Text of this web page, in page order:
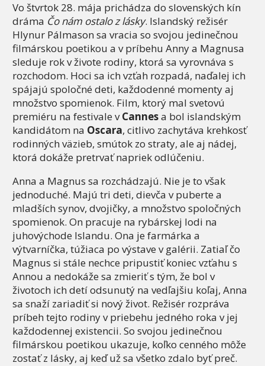
Vo štvrtok 28. mája prichádza do slovenských kín
dráma Čo nám ostalo z lásky. Islandský režisér
Hlynur Pálmason sa vracia so svojou jedinečnou
filmárskou poetikou a v príbehu Anny a Magnusa
sleduje rok v živote rodiny, ktorá sa vyrovnáva s
rozchodom. Hoci sa ich vzťah rozpadá, naďalej ich
spájajú spoločné deti, každodenné momenty aj
množstvo spomienok. Film, ktorý mal svetovú
premiéru na festivale vCannesa bol islandským
kandidátom na Oscara, citlivo zachytáva krehkosť
rodinných väzieb, smútok zo straty, ale aj nádej,
ktorá dokáže pretrvať napriek odlúčeniu.
Anna a Magnus sa rozchádzajú. Nie je to však
jednoduché. Majú tri deti, dievča v puberte a
mladších synov, dvojičky, a množstvo spoločných
spomienok. On pracuje na rybárskej lodi na
juhovýchode Islandu. Ona je farmárka a
výtvarníčka, túžiaca po výstave v galérii. Zatiaľ čo
Magnus si stále nechce pripustiť koniec vzťahu s
Annou a nedokáže sa zmieriť s tým, že bol v
životoch ich detí odsunutý na vedľajšiu koľaj, Anna
sa snaží zariadiť si nový život. Režisér rozpráva
príbeh tejto rodiny v priebehu jedného roka v jej
každodennej existencii. So svojou jedinečnou
filmárskou poetikou ukazuje, koľko cenného môže
zostať z lásky, aj keď už sa všetko zdalo byť preč.